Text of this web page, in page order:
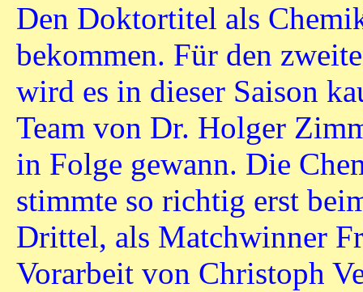
Den Doktortitel als
bekommen. Für den
wird es in dieser Saison
Team von Dr. Holger
in Folge gewann. Die
stimmte so richtig erst
Drittel, als Matchwinner
Vorarbeit von Christoph